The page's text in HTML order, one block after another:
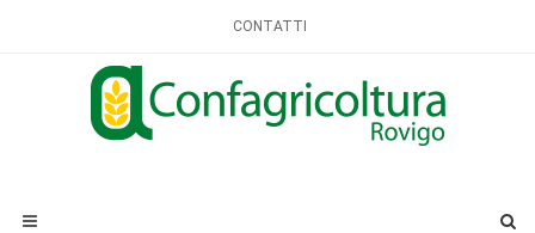
CONTATTI